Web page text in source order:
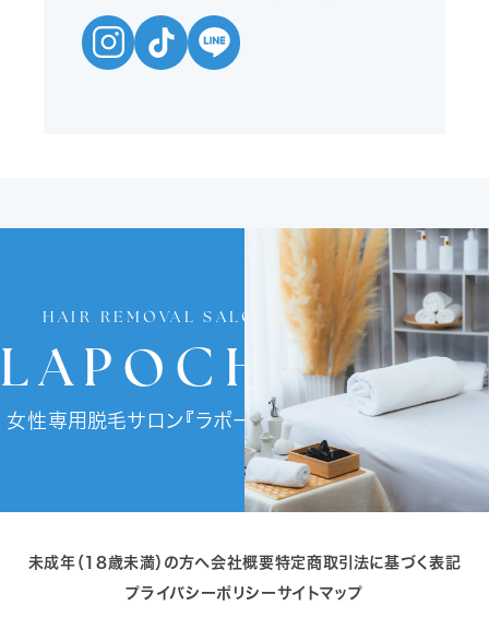
HAIR REMOVAL SALON
LAPOCHE
女性専用脱毛サロン『ラポーチェ』
未成年（18歳未満）の方へ会社概要特定商取引法に基づく表記
プライバシーポリシーサイトマップ